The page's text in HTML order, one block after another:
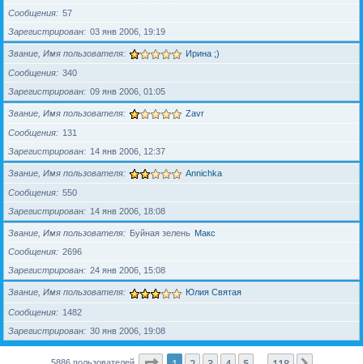
Сообщения
57
Зарегистрирован
03 янв 2006, 19:19
Звание, Имя пользователя Ирина ;)
Сообщения
340
Зарегистрирован
09 янв 2006, 01:05
Звание, Имя пользователя Zavr
Сообщения
131
Зарегистрирован
14 янв 2006, 12:37
Звание, Имя пользователя Annichka
Сообщения
550
Зарегистрирован
14 янв 2006, 18:08
Звание, Имя пользователя Буйная зелень Макс
Сообщения
2696
Зарегистрирован
24 янв 2006, 15:08
Звание, Имя пользователя Юлия Святая
Сообщения
1482
Зарегистрирован
30 янв 2006, 19:08
5886 пользователей